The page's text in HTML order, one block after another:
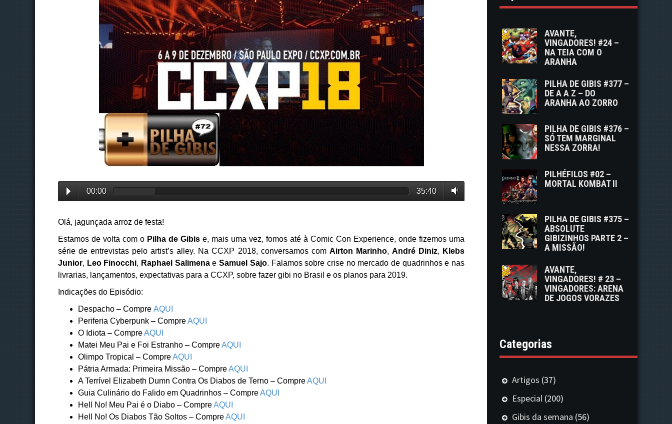
00:00 35:40
Olá, jagunçada arroz de festa!
Estamos de volta com o Pilha de Gibis e, mais uma vez, fomos até à Comic Con Experience, onde fizemos uma
série de entrevistas pelo artist’s alley. Na CCXP 2018, conversamos com Airton Marinho, André Diniz, Klebs
Junior, Leo Finocchi, Raphael SalimenaeSamuel Sajo. Falamos sobre crise no mercado de quadrinhos e nas
livrarias, lançamentos, expectativas para a CCXP, sobre fazer gibi no Brasil e os planos para 2019.
Indicações do Episódio:
Despacho – Compre AQUI
Periferia Cyberpunk – CompreAQUI
O Idiota – CompreAQUI
Matei Meu Pai e Foi Estranho – CompreAQUI
Olimpo Tropical – CompreAQUI
Pátria Armada: Primeira Missão – CompreAQUI
A Terrível Elizabeth Dumn Contra Os Diabos de Terno – CompreAQUI
Guia Culinário do Falido em Quadrinhos – CompreAQUI
Hell No! Meu Pai é o Diabo – CompreAQUI
Hell No! Os Diabos Tão Soltos – CompreAQUI
AVANTE,
VINGADORES! #24 –
NA TEIA COM O
ARANHA
PILHA DE GIBIS #377 –
DE A A Z – DO
ARANHA AO ZORRO
PILHA DE GIBIS #376 –
SÓ TEM MARGINAL
NESSA ZORRA!
PILHÉFILOS #02 –
MORTAL KOMBAT II
PILHA DE GIBIS #375 –
ABSOLUTE
GIBIZINHOS PARTE 2 –
A MISSÃO!
AVANTE,
VINGADORES! # 23 –
VINGADORES: ARENA
DE JOGOS VORAZES
Categorias
Artigos (37)
Especial (200)
Gibis da semana (56)